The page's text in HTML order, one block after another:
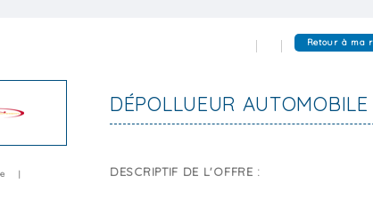
Retour à ma
DÉPOLLUEUR
|
DESCRIPTIF DE L'OFFRE :